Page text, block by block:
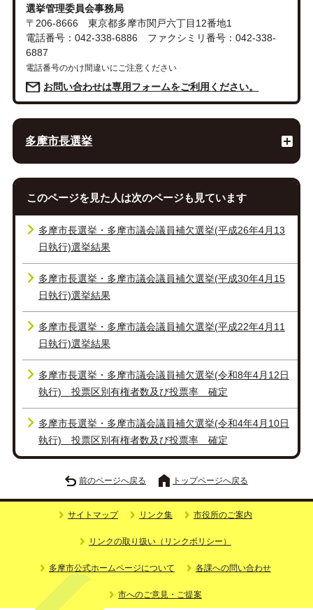
選挙管理委員会事務局
〒206-8666 東京都多摩市関戸六丁目12番地1
電話番号：042-338-6886 ファクシミリ番号：042-338-
6887
電話番号のかけ間違いにご注意ください
お問い合わせは専用フォームをご利用ください。
多摩市長選挙
このページを見た人は次のページも見ています
多摩市長選挙・多摩市議会議員補欠選挙(平成26年4月13
日執行)選挙結果
多摩市長選挙・多摩市議会議員補欠選挙(平成30年4月15
日執行)選挙結果
多摩市長選挙・多摩市議会議員補欠選挙(平成22年4月11
日執行)選挙結果
多摩市長選挙・多摩市議会議員補欠選挙(令和8年4月12日
執行) 投票区別有権者数及び投票率 確定
多摩市長選挙・多摩市議会議員補欠選挙(令和4年4月10日
執行) 投票区別有権者数及び投票率 確定
前のページへ戻る トップページへ戻る
サイトマップ リンク集 市役所のご案内
リンクの取り扱い（リンクポリシー）
多摩市公式ホームページについて 各課への問い合わせ
市へのご意見・ご提案